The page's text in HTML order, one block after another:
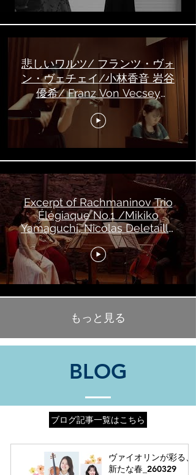
悲しいワルツ/ フランツ・ヴォ
ン・ヴェチェイ/小林香音 岩谷
優希/ Franz Von Vecsey
/Valse Triste / Kanon
Kobayashi Yuki Iwatani
Excerpt of Rachmaninov Trio
Élégiaque No.1 /Mikiko
Yamaguchi, Nicolas Deletaille
and Kanon Kobayashi
もっと見る
BLOG
ブログ記事一覧はこちら
ヴァイオリンが彩る、
新たな春_260329